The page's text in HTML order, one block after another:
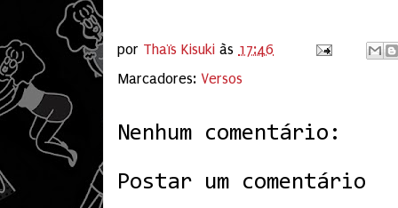
por Thaïs Kisuki às 17:46
Marcadores: Versos
Nenhum comentário:
Postar um comentário